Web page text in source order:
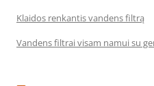
Klaidos renkantis vandens filtrą
Vandens filtrai visam namui su